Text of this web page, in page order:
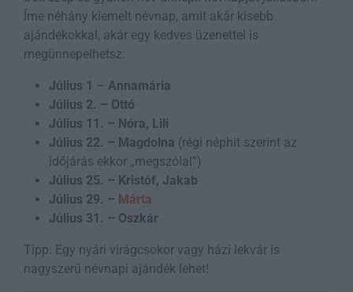
Íme néhány kiemelt névnap, amit akár kisebb
ajándékokkal, akár egy kedves üzenettel is
megünnepelhetsz:
Július 1 – Annamária
Július 2. – Ottó
Július 11. – Nóra, Lili
Július 22. – Magdolna (régi néphit szerint az
időjárás ekkor „megszólal”)
Július 25. – Kristóf, Jakab
Július 29. – Márta
Július 31. – Oszkár
Tipp: Egy nyári virágcsokor vagy házi lekvár is
nagyszerű névnapi ajándék lehet!